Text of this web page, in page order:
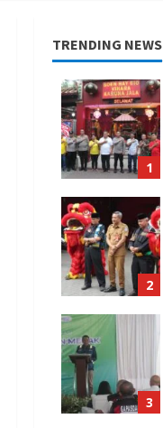
TRENDING NEWS
1
2
3